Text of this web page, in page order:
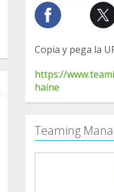
Copia y pega la
https://
haine
Teaming